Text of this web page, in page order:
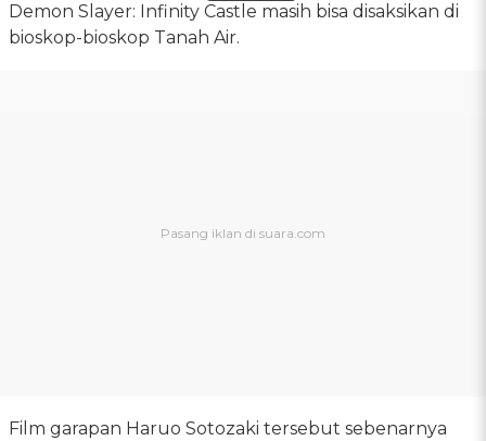
Demon Slayer: Infinity Castle masih bisa disaksikan di
bioskop-bioskop Tanah Air.
Film garapan Haruo Sotozaki tersebut sebenarnya